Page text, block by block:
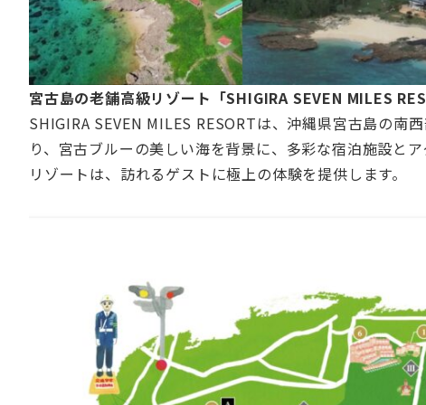
宮古島の老舗高級リゾート「SHIGIRA SEVEN MILES
SHIGIRA SEVEN MILES RESORTは、沖縄県宮古島の南
り、宮古ブルーの美しい海を背景に、多彩な宿泊施設と
リゾートは、訪れるゲストに極上の体験を提供します。